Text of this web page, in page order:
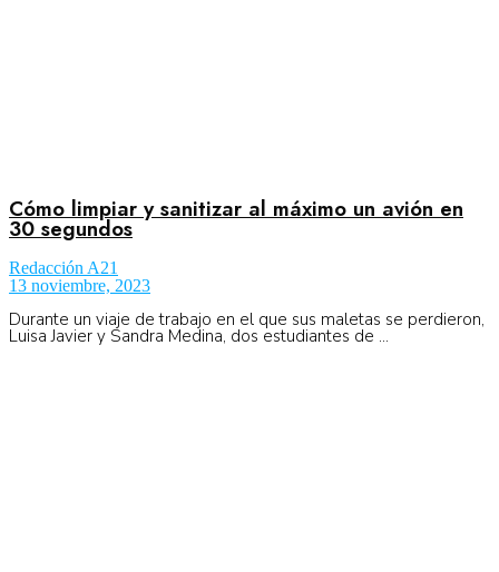
Organismos
Aeroespacial
Cómo limpiar y sanitizar al máximo un avión en
30 segundos
Redacción A21
13 noviembre, 2023
Durante un viaje de trabajo en el que sus maletas se perdieron,
Luisa Javier y Sandra Medina, dos estudiantes de ...